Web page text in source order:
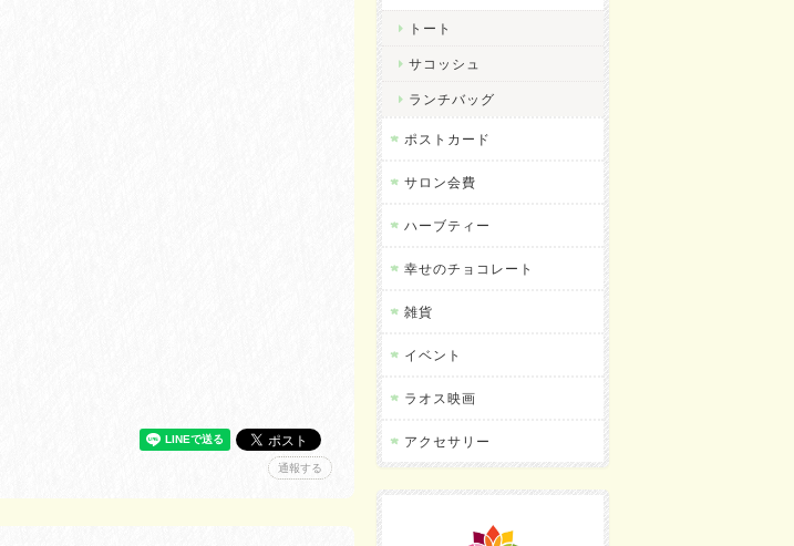
通報する
トート
サコッシュ
ランチバッグ
ポストカード
サロン会費
ハーブティー
幸せのチョコレート
雑貨
イベント
ラオス映画
アクセサリー